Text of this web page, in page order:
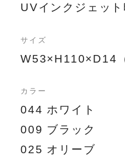
UVインクジェッ
サイズ
W53×H110×D14
カラー
044 ホワイト
009 ブラック
025 オリーブ